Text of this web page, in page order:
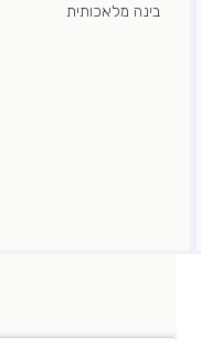
בינה מלאכותית